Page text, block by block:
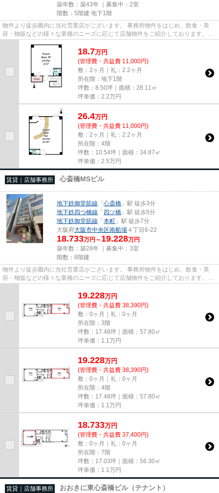
築年数：築43年 ｜募集中： 2室
階数：5階建 地下1階
物件より徒歩圏内に当社営業店がございます。 事務所物件をはじめ、飲食・美
容・物販などの様々な業種のニーズに応じて店舗物件をご紹介しております。
尚、弊社ではおとり広告は一切...
18.7万円
(管理費・共益費 11,000円)
敷：2ヶ月｜礼：2.2ヶ月
所在階：地下1階
坪数：8.50坪｜面積：28.11㎡
坪単価： 2.2万円
26.4万円
(管理費・共益費 11,000円)
敷：2ヶ月｜礼：2.2ヶ月
所在階：4階
坪数：10.54坪｜面積：34.87㎡
坪単価： 2.5万円
賃貸｜店舗事務所 心斎橋MSビル
地下鉄御堂筋線 「心斎橋 」駅 徒歩3分
地下鉄四つ橋線 「四ツ橋 」駅 徒歩5分
地下鉄御堂筋線 「本町 」駅 徒歩7分
大阪府大阪市中央区南船場 ４丁目6-22
18.733万円～ 19.228万円
築年数：築28年 ｜募集中： 3室
階数：8階建
物件より徒歩圏内に当社営業店がございます。 事務所物件をはじめ、飲食・美
容・物販などの様々な業種のニーズに応じて店舗物件をご紹介しております。
尚、弊社ではおとり広告は一切...
19.228万円
(管理費・共益費 38,390円)
敷：0ヶ月｜礼：0ヶ月
所在階：3階
坪数：17.48坪｜面積：57.80㎡
坪単価： 1.1 万円
19.228万円
(管理費・共益費 38,390円)
敷：0ヶ月｜礼：0ヶ月
所在階：4階
坪数：17.48坪｜面積：57.80㎡
坪単価： 1.1 万円
18.733万円
(管理費・共益費 37,400円)
敷：0ヶ月｜礼：0ヶ月
所在階：7階
坪数：17.03坪｜面積：56.30㎡
坪単価： 1.1 万円
賃貸｜店舗事務所 おおきに東心斎橋ビル（テナント）